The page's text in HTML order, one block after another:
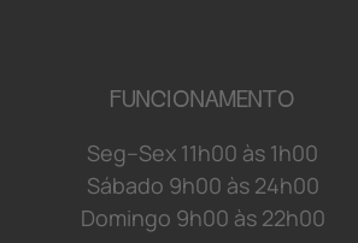
FUNCIONAMENTO
Seg–Sex 11h00 às 1h00
Sábado 9h00 às 24h00
Domingo 9h00 às 22h00